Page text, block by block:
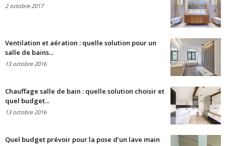
2 octobre 2017
Ventilation et aération : quelle solution pour un
salle de bains...
13 octobre 2016
Chauffage salle de bain : quelle solution choisir et
quel budget...
13 octobre 2016
Quel budget prévoir pour la pose d’un lave main